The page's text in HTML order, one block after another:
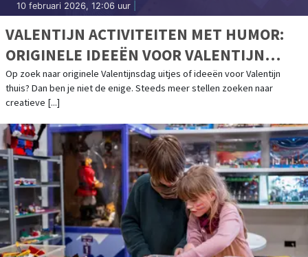
10 februari 2026, 12:06 uur
VALENTIJN ACTIVITEITEN MET HUMOR:
ORIGINELE IDEEËN VOOR VALENTIJN
THUIS
Op zoek naar originele Valentijnsdag uitjes of ideeën voor Valentijn
thuis? Dan ben je niet de enige. Steeds meer stellen zoeken naar
creatieve [...]